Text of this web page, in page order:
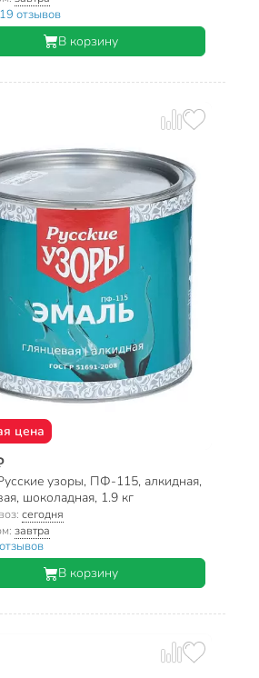
19 отзывов
В корзину
цена
узоры, ПФ-115, алкидная,
шоколадная, 1.9 кг
сегодня
завтра
В корзину